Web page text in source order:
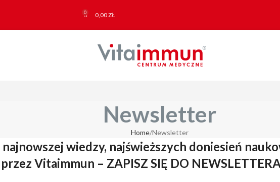
0 0,00ZŁ
Newsletter
Home Newsletter
wiedzy, najświeższych doniesień
Vitaimmun – ZAPISZ SIĘ DO